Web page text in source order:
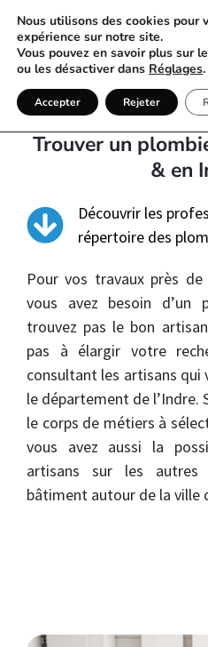
Plombier
Trouver un
& en
Découvrir les
répertoire des
Pour vos travaux près
vous avez besoin d’un
trouvez pas le bon
pas à élargir votre
consultant les artisans qui
le département de l’Indre.
le corps de métiers à
vous avez aussi la
artisans sur les
bâtiment autour de la ville
Nous utilisons des cookies pour
expérience sur notre site.
Vous pouvez en savoir plus sur
ou les désactiver dans Réglages.
Accepter Rejeter